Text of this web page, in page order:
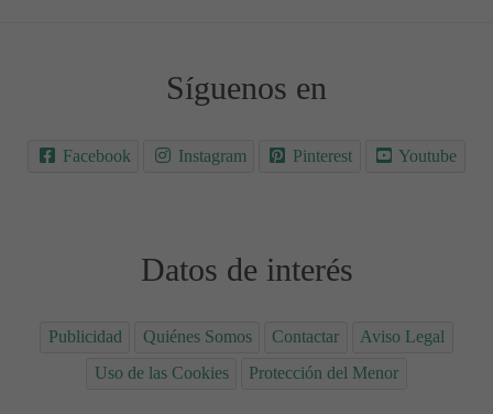
Síguenos en
Facebook Instagram Pinterest Youtube
Datos de interés
Publicidad Quiénes Somos Contactar
Aviso Legal
Uso de las Cookies
Protección del Menor